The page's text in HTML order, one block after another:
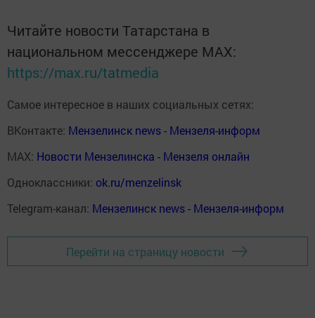
Читайте новости Татарстана в
национальном мессенджере MАХ:
https://max.ru/tatmedia
Самое интересное в наших социальных сетях:
ВКонтакте: Мензелинск news - Мензеля-информ
MAX: Новости Мензелинска - Мензеля онлайн
Одноклассники: ok.ru/menzelinsk
Telegram-канал: Мензелинск news - Мензеля-информ
Перейти на страницу новости